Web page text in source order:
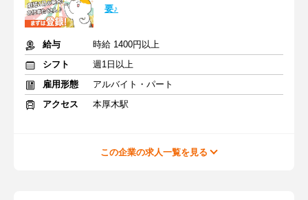
要♪
給与
時給 1400円以上
シフト
週1日以上
雇用形態
アルバイト・パート
アクセス
本厚木駅
この企業の求人一覧を見る